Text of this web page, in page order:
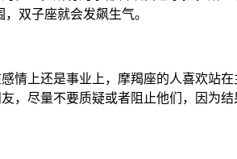
双子座就会发飙生气。
情上还是事业上，摩羯座的人喜欢站
，尽量不要质疑或者阻止他们，因为结